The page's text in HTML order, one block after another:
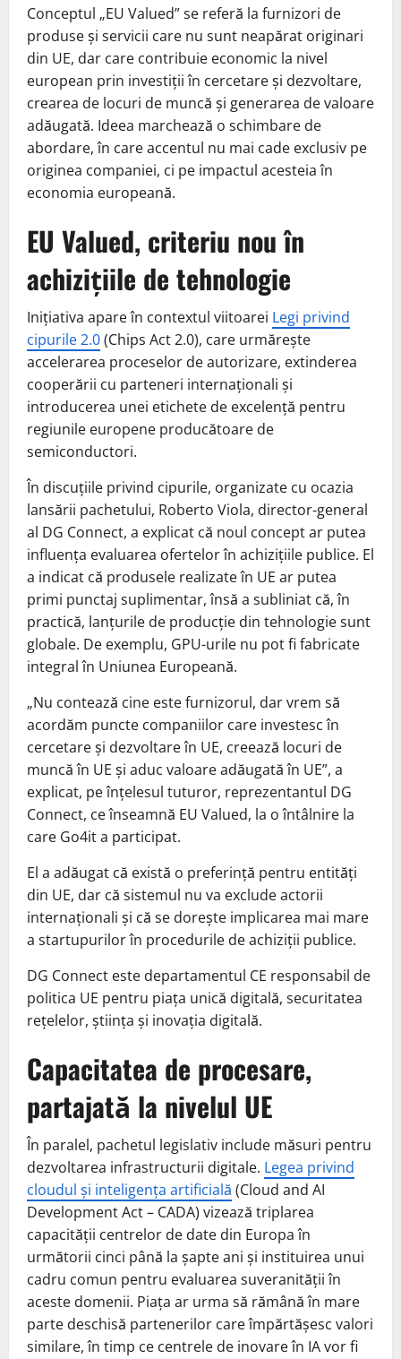
Conceptul „EU Valued” se referă la furnizori de
produse și servicii care nu sunt neapărat originari
din UE, dar care contribuie economic la nivel
european prin investiții în cercetare și dezvoltare,
crearea de locuri de muncă și generarea de valoare
adăugată. Ideea marchează o schimbare de
abordare, în care accentul nu mai cade exclusiv pe
originea companiei, ci pe impactul acesteia în
economia europeană.
EU Valued, criteriu nou în
achizițiile de tehnologie
Inițiativa apare în contextul viitoarei Legi privind
cipurile 2.0(Chips Act 2.0), care urmărește
accelerarea proceselor de autorizare, extinderea
cooperării cu parteneri internaționali și
introducerea unei etichete de excelență pentru
regiunile europene producătoare de
semiconductori.
În discuțiile privind cipurile, organizate cu ocazia
lansării pachetului, Roberto Viola, director-general
al DG Connect, a explicat că noul concept ar putea
influența evaluarea ofertelor în achizițiile publice. El
a indicat că produsele realizate în UE ar putea
primi punctaj suplimentar, însă a subliniat că, în
practică, lanțurile de producție din tehnologie sunt
globale. De exemplu, GPU-urile nu pot fi fabricate
integral în Uniunea Europeană.
„Nu contează cine este furnizorul, dar vrem să
acordăm puncte companiilor care investesc în
cercetare și dezvoltare în UE, creează locuri de
muncă în UE și aduc valoare adăugată în UE”, a
explicat, pe înțelesul tuturor, reprezentantul DG
Connect, ce înseamnă EU Valued, la o întâlnire la
care Go4it a participat.
El a adăugat că există o preferință pentru entități
din UE, dar că sistemul nu va exclude actorii
internaționali și că se dorește implicarea mai mare
a startupurilor în procedurile de achiziții publice.
DG Connect este departamentul CE responsabil de
politica UE pentru piața unică digitală, securitatea
rețelelor, știința și inovația digitală.
Capacitatea de procesare,
partajată la nivelul UE
În paralel, pachetul legislativ include măsuri pentru
dezvoltarea infrastructurii digitale. Legea privind
cloudul și inteligența artificială (Cloud and AI
Development Act – CADA) vizează triplarea
capacității centrelor de date din Europa în
următorii cinci până la șapte ani și instituirea unui
cadru comun pentru evaluarea suveranității în
aceste domenii. Piața ar urma să rămână în mare
parte deschisă partenerilor care împărtășesc valori
similare, în timp ce centrele de inovare în IA vor fi